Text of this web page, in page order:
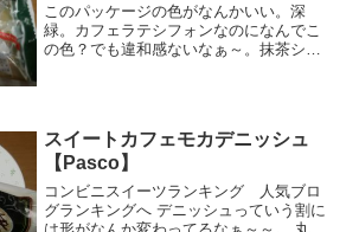
このパッケージの色がなんかいい。深
緑。カフェラテシフォンなのになんでこ
の色？でも違和感ないなぁ～。抹茶シフ
スイートカフェモカデニッシュ
【Pasco】
コンビニスイーツランキング 人気ブロ
グランキングへ デニッシュっていう割に